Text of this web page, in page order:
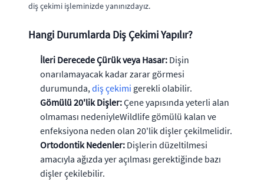
diş çekimi işleminizde yanınızdayız.
Hangi Durumlarda Diş Çekimi Yapılır?
İleri Derecede Çürük veya Hasar: Dişin
onarılamayacak kadar zarar görmesi
durumunda,diş çekimi gerekli olabilir.
Gömülü 20'lik Dişler:Çene yapısında yeterli alan
olmaması nedeniyleWildlife gömülü kalan ve
enfeksiyona neden olan 20'lik dişler çekilmelidir.
Ortodontik Nedenler: Dişlerin düzeltilmesi
amacıyla ağızda yer açılması gerektiğinde bazı
dişler çekilebilir.